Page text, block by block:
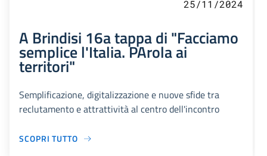
25/11/2024
A Brindisi 16a tappa di "Facciamo
semplice l'Italia. PArola ai
territori"
Semplificazione, digitalizzazione e nuove sfide tra
reclutamento e attrattività al centro dell'incontro
SCOPRI TUTTO